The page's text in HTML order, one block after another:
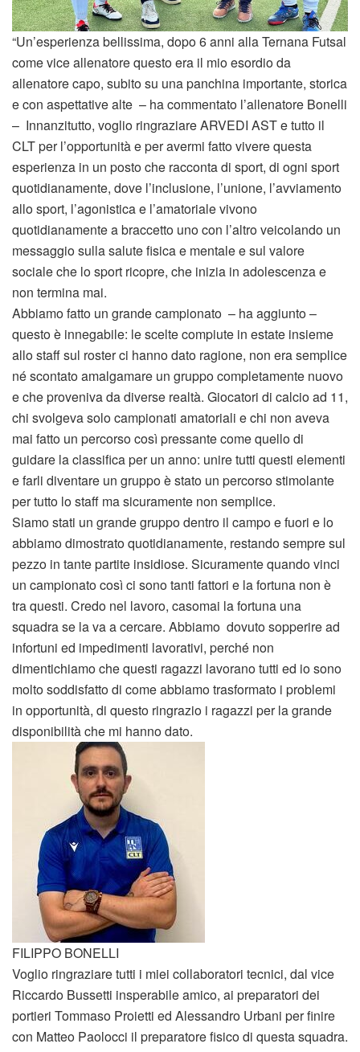
“Un’esperienza bellissima, dopo 6 anni alla Ternana Futsal
come vice allenatore questo era il mio esordio da
allenatore capo, subito su una panchina importante, storica
e con aspettative alte – ha commentato l’allenatore Bonelli
– Innanzitutto, voglio ringraziare ARVEDI AST e tutto il
CLT per l’opportunità e per avermi fatto vivere questa
esperienza in un posto che racconta di sport, di ogni sport
quotidianamente, dove l’inclusione, l’unione, l’avviamento
allo sport, l’agonistica e l’amatoriale vivono
quotidianamente a braccetto uno con l’altro veicolando un
messaggio sulla salute fisica e mentale e sul valore
sociale che lo sport ricopre, che inizia in adolescenza e
non termina mai.
Abbiamo fatto un grande campionato – ha aggiunto –
questo è innegabile: le scelte compiute in estate insieme
allo staff sul roster ci hanno dato ragione, non era semplice
né scontato amalgamare un gruppo completamente nuovo
e che proveniva da diverse realtà. Giocatori di calcio ad 11,
chi svolgeva solo campionati amatoriali e chi non aveva
mai fatto un percorso così pressante come quello di
guidare la classifica per un anno: unire tutti questi elementi
e farli diventare un gruppo è stato un percorso stimolante
per tutto lo staff ma sicuramente non semplice.
Siamo stati un grande gruppo dentro il campo e fuori e lo
abbiamo dimostrato quotidianamente, restando sempre sul
pezzo in tante partite insidiose. Sicuramente quando vinci
un campionato così ci sono tanti fattori e la fortuna non è
tra questi. Credo nel lavoro, casomai la fortuna una
squadra se la va a cercare. Abbiamo dovuto sopperire ad
infortuni ed impedimenti lavorativi, perché non
dimentichiamo che questi ragazzi lavorano tutti ed io sono
molto soddisfatto di come abbiamo trasformato i problemi
in opportunità, di questo ringrazio i ragazzi per la grande
disponibilità che mi hanno dato.
FILIPPO BONELLI
Voglio ringraziare tutti i miei collaboratori tecnici, dal vice
Riccardo Bussetti insperabile amico, ai preparatori dei
portieri Tommaso Proietti ed Alessandro Urbani per finire
con Matteo Paolocci il preparatore fisico di questa squadra.